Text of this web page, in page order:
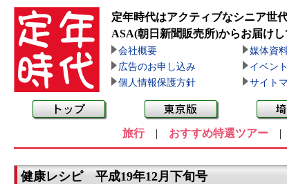
定年時代はアクティブなシニア世
ASA(朝日新聞販売所)からお届け
会社概要 媒体資
広告のお申し込み
イベント
個人情報保護方針
サイト
旅行| おすすめ特選ツアー |
健康レシピ 平成19年12月下旬号